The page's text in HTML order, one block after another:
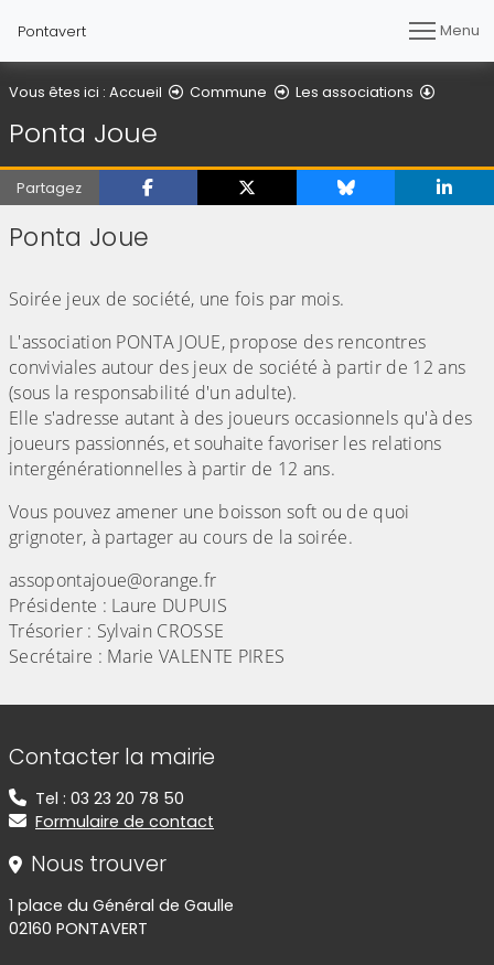
Pontavert Menu
Vous êtes ici : Accueil Commune Les associations
Ponta Joue
Partagez
Ponta Joue
Soirée jeux de société, une fois par mois.
L'association PONTA JOUE, propose des rencontres
conviviales autour des jeux de société à partir de 12 ans
(sous la responsabilité d'un adulte).
Elle s'adresse autant à des joueurs occasionnels qu'à des
joueurs passionnés, et souhaite favoriser les relations
intergénérationnelles à partir de 12 ans.
Vous pouvez amener une boisson soft ou de quoi
grignoter, à partager au cours de la soirée.
assopontajoue@orange.fr
Présidente : Laure DUPUIS
Trésorier : Sylvain CROSSE
Secrétaire : Marie VALENTE PIRES
Informations de contact
Contacter la mairie
Tel : 03 23 20 78 50
Formulaire de contact
Nous trouver
1 place du Général de Gaulle
02160 PONTAVERT